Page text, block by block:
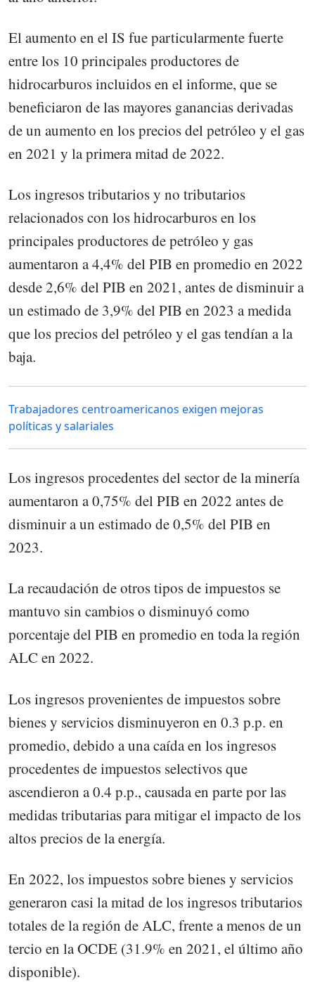
El aumento en el IS fue particularmente fuerte
entre los 10 principales productores de
hidrocarburos incluidos en el informe, que se
beneficiaron de las mayores ganancias derivadas
de un aumento en los precios del petróleo y el gas
en 2021 y la primera mitad de 2022.
Los ingresos tributarios y no tributarios
relacionados con los hidrocarburos en los
principales productores de petróleo y gas
aumentaron a 4,4% del PIB en promedio en 2022
desde 2,6% del PIB en 2021, antes de disminuir a
un estimado de 3,9% del PIB en 2023 a medida
que los precios del petróleo y el gas tendían a la
baja.
Trabajadores centroamericanos exigen mejoras
políticas y salariales
Los ingresos procedentes del sector de la minería
aumentaron a 0,75% del PIB en 2022 antes de
disminuir a un estimado de 0,5% del PIB en
2023.
La recaudación de otros tipos de impuestos se
mantuvo sin cambios o disminuyó como
porcentaje del PIB en promedio en toda la región
ALC en 2022.
Los ingresos provenientes de impuestos sobre
bienes y servicios disminuyeron en 0.3 p.p. en
promedio, debido a una caída en los ingresos
procedentes de impuestos selectivos que
ascendieron a 0.4 p.p., causada en parte por las
medidas tributarias para mitigar el impacto de los
altos precios de la energía.
En 2022, los impuestos sobre bienes y servicios
generaron casi la mitad de los ingresos tributarios
totales de la región de ALC, frente a menos de un
tercio en la OCDE (31.9% en 2021, el último año
disponible).